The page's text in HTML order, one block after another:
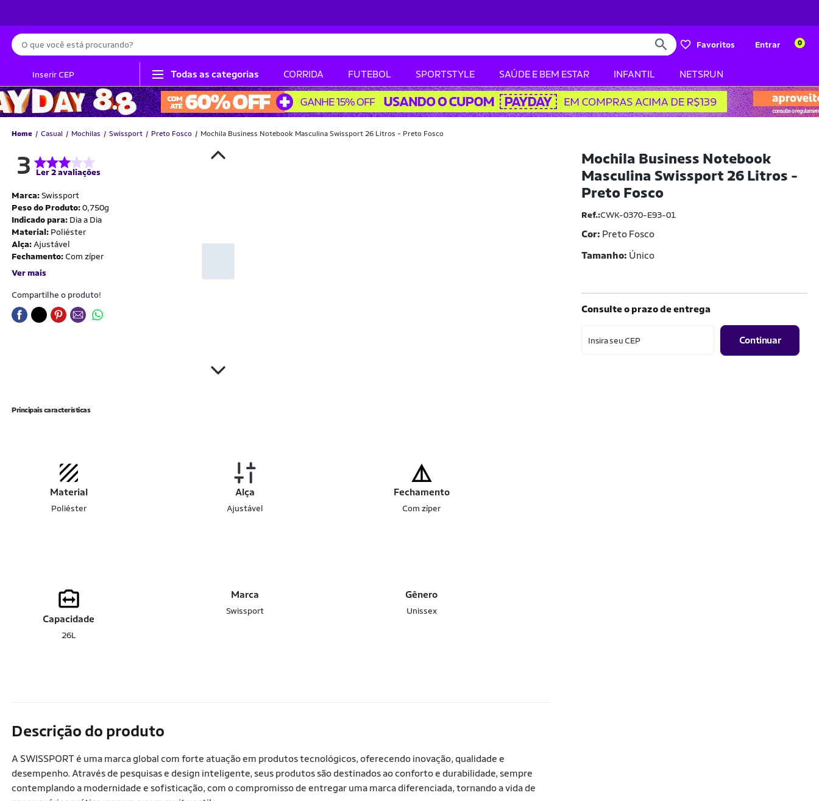
Busca
Favoritos Entrar 0
Inserir CEP Todas as categorias CORRIDA FUTEBOL SPORTSTYLE SAÚDE E BEM ESTAR INFANTIL NETSRUN
Home Casual Mochilas Swissport Preto Fosco Mochila Business Notebook Masculina Swissport 26 Litros - Preto Fosco
3 Ler 2 avaliações
Marca:Swissport
Peso do Produto:0,750g
Indicado para: Dia a Dia
Material: Poliéster
Alça: Ajustável
Fechamento: Com zíper
Ver mais
Compartilhe o produto!
Mochila Business Notebook
Masculina Swissport 26 Litros -
Preto Fosco
Ref.:CWK-0370-E93-01
Cor: Preto Fosco
Tamanho Único
Consulte o prazo de entrega
Insira seu CEP Continuar
Principais características
Material
Poliéster
Alça
Ajustável
Fechamento
Com zíper
Capacidade
26L
Marca
Swissport
Gênero
Unissex
Descrição do produto
A SWISSPORT é uma marca global com forte atuação em produtos tecnológicos, oferecendo inovação, qualidade e
desempenho. Através de pesquisas e design inteligente, seus produtos são destinados ao conforto e durabilidade, sempre
contemplando a modernidade e sofisticação, com o compromisso de entregar uma marca diferenciada, tornando a vida de